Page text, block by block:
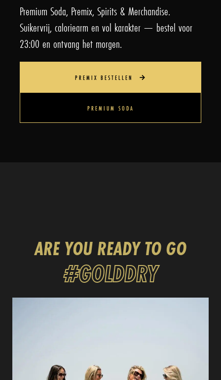
Premium Soda, Premix, Spirits & Merchandise.
Suikervrij, caloriearm en vol karakter — bestel voor
23:00 en ontvang het morgen.
PREMIX BESTELLEN
PREMIUM SODA
ARE YOU READY TO GO
#GOLDDRY